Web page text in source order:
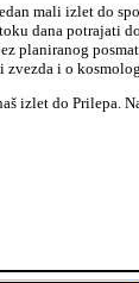
mali izlet do
dana potrajati
planiranog
i o
izlet do Prilepa.